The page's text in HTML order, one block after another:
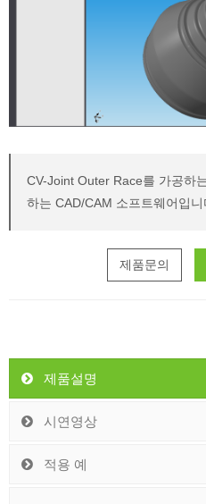
CV-Joint Outer Race를 가공하
하는 CAD/CAM 소프트웨어입니
제품문의
제품설명
시연영상
적용 예